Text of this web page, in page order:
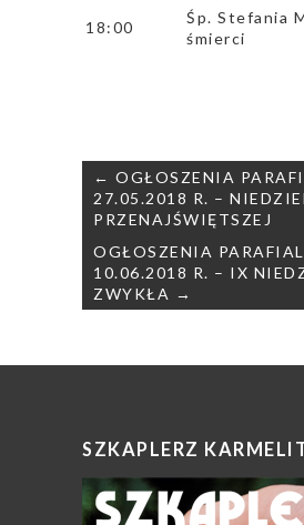
18:00
Śp. Stefania
śmierci
Nawigacja
wpisu
← OGŁOSZENIA
27.05.2018 R. –
PRZENAJŚWIĘTSZEJ
OGŁOSZENIA
10.06.2018 R. – IX
ZWYKŁA →
SZKAPLERZ